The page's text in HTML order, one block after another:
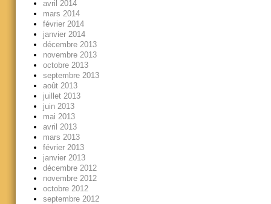
avril 2014
mars 2014
février 2014
janvier 2014
décembre 2013
novembre 2013
octobre 2013
septembre 2013
août 2013
juillet 2013
juin 2013
mai 2013
avril 2013
mars 2013
février 2013
janvier 2013
décembre 2012
novembre 2012
octobre 2012
septembre 2012